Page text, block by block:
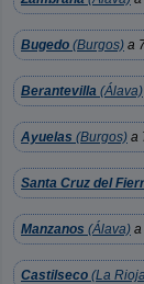
Bugedo (Burgos) a
Berantevilla (Álava)
Ayuelas (Burgos) a
Santa Cruz del
Manzanos (Álava) a
Castilseco (La